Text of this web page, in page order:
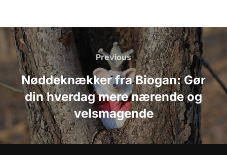
Indlægsnavigation
Previous
Previous
Nøddeknækker fra Biogan: Gør
din hverdag mere nærende og
velsmagende